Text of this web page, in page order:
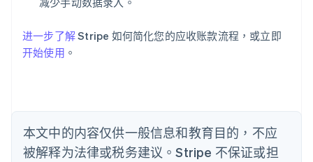
进一步了解Stripe 如何简化您的应收账款流程，或立即
开始使用 。
本文中的内容仅供一般信息和教育目的，不应
被解释为法律或税务建议。Stripe 不保证或担
保加利亚
English
比利时
丹麦
English
德国
DeutschEnglish